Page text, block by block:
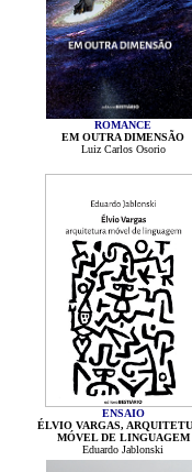
ROMANCE
EM OUTRA DIMENSÃO
Luiz Carlos Osorio
ENSAIO
ÉLVIO VARGAS,
MÓVEL DE LINGUAGEM
Eduardo Jablonski